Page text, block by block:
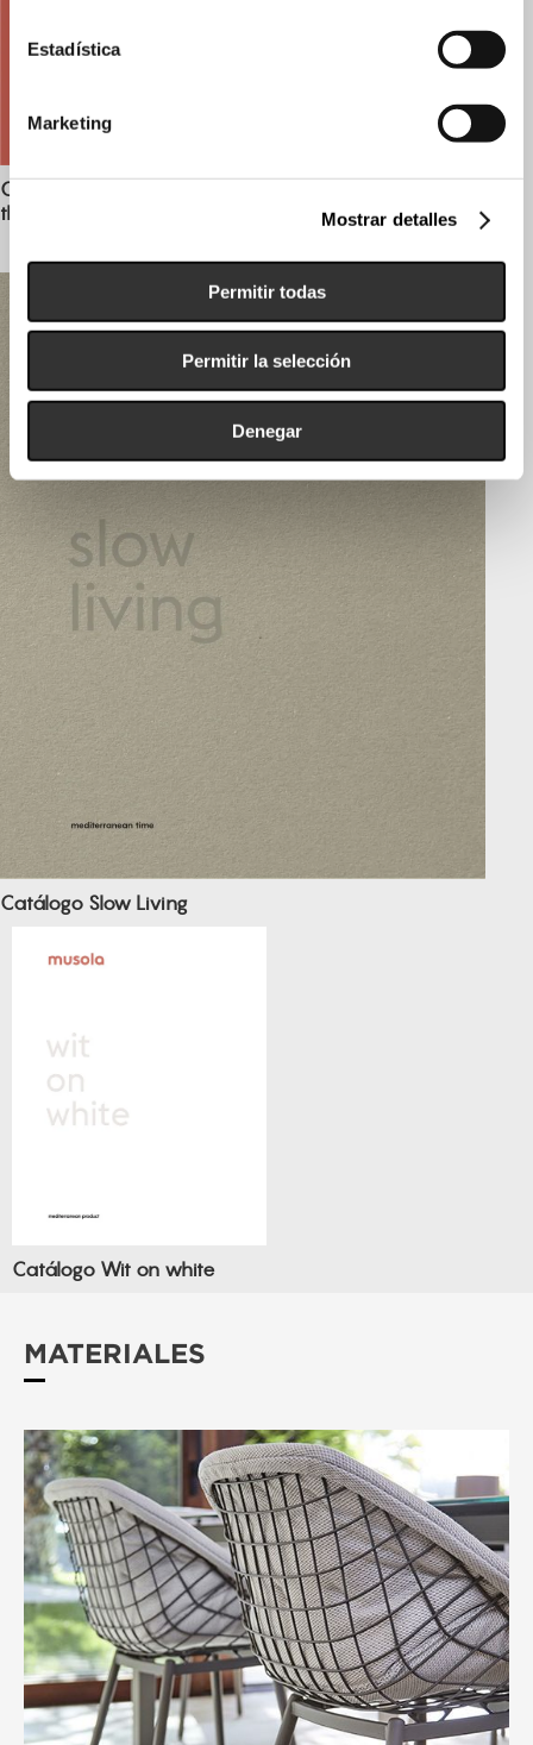
metros
Identificar su dispositivo analizándolo activamente
para buscar características específicas (huellas
digitales)
. Puede cambiar o retirar su
Las cookies de este sitio web se usan para personalizar
el contenido y los anuncios, ofrecer funciones de redes
sociales y analizar el tráfico. Además, compartimos
información sobre el uso que haga del sitio web con
web, quienes pueden combinarla con otra información
partir del uso que haya hecho de sus servicios.
Estadística
Marketing
Mostrar detalles
Permitir todas
Permitir la selección
Denegar
Catálogo From the beach to
the rock
Catálogo Slow Living
Catálogo Wit on white
MATERIALES